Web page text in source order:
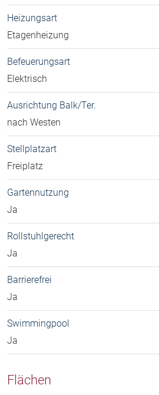
Heizungsart
Etagenheizung
Befeuerungsart
Elektrisch
Ausrichtung Balk/Ter.
nach Westen
Stellplatzart
Freiplatz
Gartennutzung
Ja
Rollstuhlgerecht
Ja
Barrierefrei
Ja
Swimmingpool
Ja
Flächen